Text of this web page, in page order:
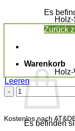
Es
Zurück
Warenkorb
Es befinden
Leeren
Moosbild
WAVE
80x80
cm
Menge
Kostenlos nach